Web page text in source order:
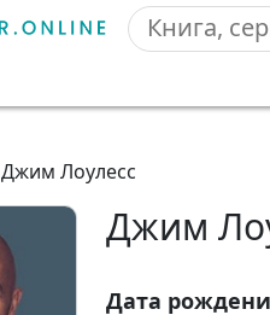
Джим Лоулесс
Джим
Дата